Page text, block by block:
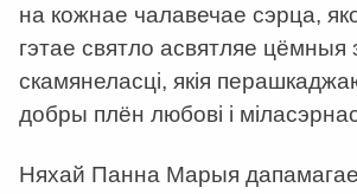
на кожнае чалавечае сэрца,
гэтае святло асвятляе цёмныя
скамянеласці, якія
добры плён любові і
Няхай Панна Марыя